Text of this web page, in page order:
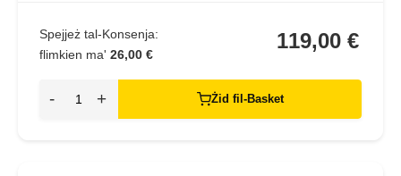
Spejjeż tal-Konsenja:
flimkien ma' 26,00 €
119,00 €
- + Żid fil-Basket